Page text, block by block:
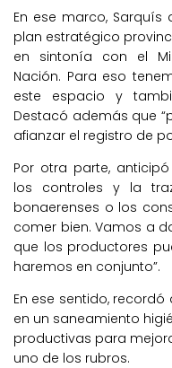
En ese marco,
plan estratégico
en sintonía con el
Nación. Para eso
este espacio y
Destacó además que
afianzar el registro de
Por otra parte,
los controles y la
bonaerenses o los
comer bien. Vamos a
que los productores
haremos en conjunto”.
En ese sentido,
en un saneamiento
productivas para
uno de los rubros.